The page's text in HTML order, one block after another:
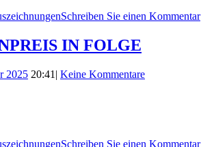
Schreiben Sie einen Kommentar
IN FOLGE
2025 20:41 | Keine Kommentare
Schreiben Sie einen Kommentar